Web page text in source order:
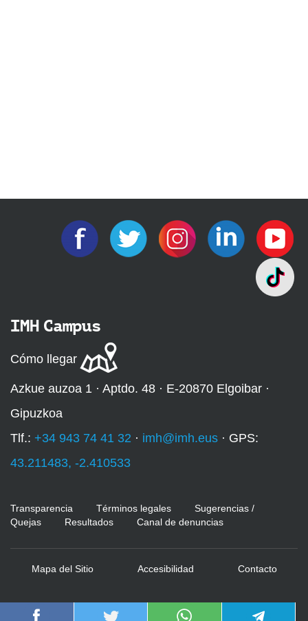
IMH Campus
Cómo llegar
Azkue auzoa 1 · Aptdo. 48 · E-20870 Elgoibar ·
Gipuzkoa
Tlf.: +34 943 74 41 32 · imh@imh.eus · GPS:
43.211483, -2.410533
Transparencia Términos legales
Sugerencias /
Quejas
Resultados Canal de denuncias
Mapa del Sitio Accesibilidad Contacto